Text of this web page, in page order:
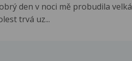
den v noci mě probudila velká
trvá uz...